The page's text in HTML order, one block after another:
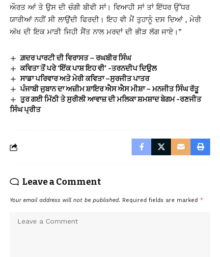
ਔਰਤ ਆਂ ਤੇ ਉਸ ਦੀ ਚੰਗੀ ਬੀਵੀ ਸਾਂ। ਵਿਆਹੀ ਸਾਂ ਤਾਂ ਇੱਧਰ ਉੱਧਰ
ਯਾਰੀਆਂ ਨਹੀਂ ਸੀ ਲਾਉਂਦੀ ਫਿਰਦੀ। ਇਹ ਵੀ ਮੈਂ ਤੁਹਾਨੂੰ ਦਸ ਦਿਆਂ , ਮੇਰੀ
ਅੱਖ ਦੀ ਇਕ ਮਾੜੀ ਜਿਹੀ ਸੈਂਤ ਨਾਲ ਮਰਦਾਂ ਦੀ ਭੀੜ ਲੱਗ ਜਾਏ।”
ਗ਼ਦਰ ਪਾਰਟੀ ਦੀ ਵਿਰਾਸਤ – ਰਘਬੀਰ ਸਿੰਘ
ਕਵਿਤਾ ਤੋਂ ਪਰੇ ‘ਇੱਕ ਪਾਸ਼ ਇਹ ਵੀ’ -ਤਰਨਦੀਪ ਦਿਉਲ
ਸਾਡਾ ਪਰਿਵਾਰ ਅਤੇ ਮੇਰੀ ਕਵਿਤਾ –ਸੁਰਜੀਤ ਪਾਤਰ
ਪੰਜਾਬੀ ਜੁਬਾਨ ਦਾ ਅਜ਼ੀਮ ਸ਼ਾਇਰ ਐਸ ਐਸ ਮੀਸ਼ਾ – ਮਨਜੀਤ ਸਿੰਘ ਰੱਤੂ
ਤੁਰ ਗਈ ਮਿੱਠੀ ਤੇ ਸੁਰੀਲੀ ਆਵਾਜ਼ ਦੀ ਮਲਿਕਾ ਸ਼ਮਸ਼ਾਦ ਬੇਗਮ -ਰਣਜੀਤ
ਸਿੰਘ ਪ੍ਰੀਤ
Leave a Comment
Your email address will not be published. Required fields are marked *